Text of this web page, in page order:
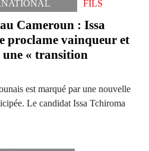
FILS
Cameroun : Issa
proclame vainqueur et
« transition
est marqué par une nouvelle
Le candidat Issa Tchiroma